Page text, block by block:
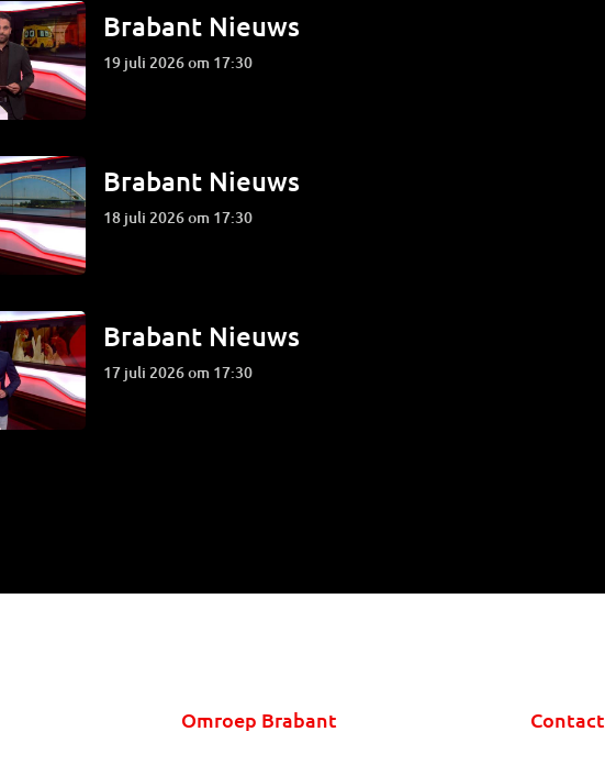
Brabant Nieuws
19 juli 2026 om 17:30
Brabant Nieuws
18 juli 2026 om 17:30
Brabant Nieuws
17 juli 2026 om 17:30
Omroep Brabant Contact